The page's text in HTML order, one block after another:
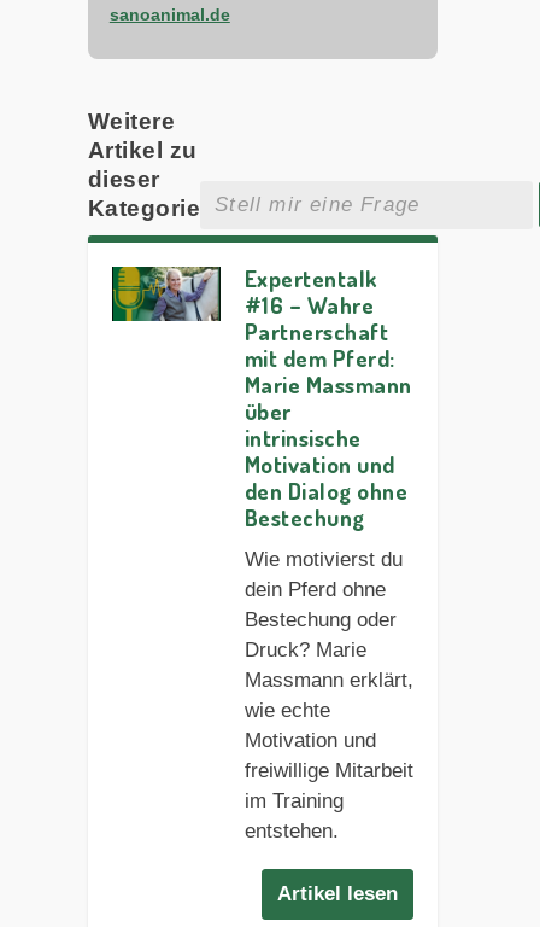
sanoanimal.de
Weitere
Artikel zu
dieser
Kategorie
Expertentalk
#16 – Wahre
Partnerschaft
mit dem Pferd:
Marie Massmann
über
intrinsische
Motivation und
den Dialog ohne
Bestechung
Wie motivierst du
dein Pferd ohne
Bestechung oder
Druck? Marie
Massmann erklärt,
wie echte
Motivation und
freiwillige Mitarbeit
im Training
entstehen.
Artikel lesen